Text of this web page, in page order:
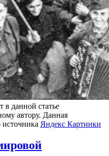
в данной статье
автору. Данная
источника Яндекс Картинки